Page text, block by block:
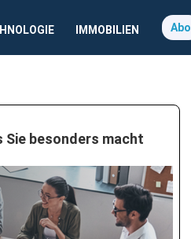
IMMOBILIEN Abo
Sie besonders macht